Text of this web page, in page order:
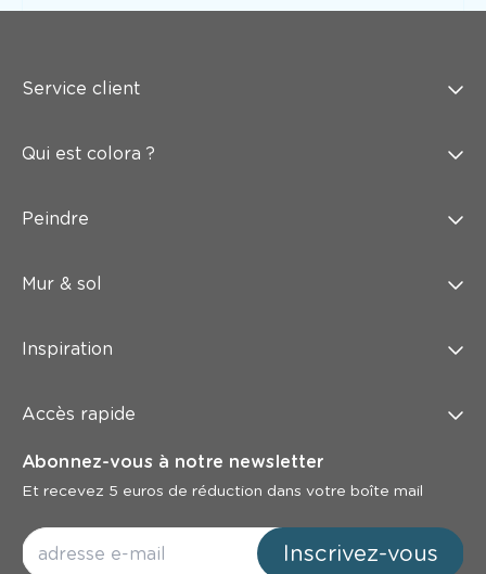
Service client
Qui est colora ?
Peindre
Mur & sol
Inspiration
Accès rapide
Abonnez-vous à notre newsletter
Et recevez 5 euros de réduction dans votre boîte mail
Inscrivez-vous